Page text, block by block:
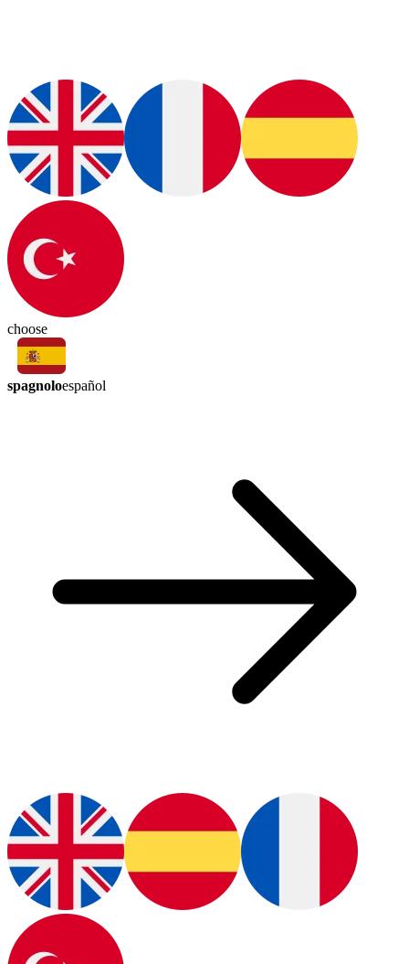
choose
spagnoloespañol